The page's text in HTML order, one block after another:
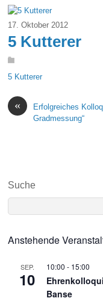
17. Oktober 2012
5 Kutterer
5 Kutterer
«
Erfolgreiches
Gradmessung“
Suche
Anstehende
SEP.
10
10:00 - 15:00
Banse